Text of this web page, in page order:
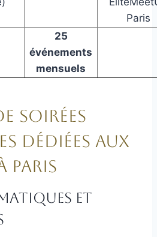
Paris
25
événements
mensuels
soirées
dédiées aux
Paris
et